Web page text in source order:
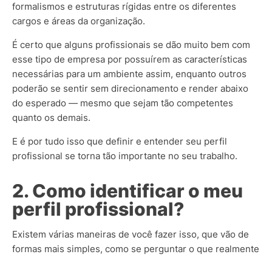
formalismos e estruturas rígidas entre os diferentes
cargos e áreas da organização.
É certo que alguns profissionais se dão muito bem com
esse tipo de empresa por possuírem as características
necessárias para um ambiente assim, enquanto outros
poderão se sentir sem direcionamento e render abaixo
do esperado — mesmo que sejam tão competentes
quanto os demais.
E é por tudo isso que definir e entender seu perfil
profissional se torna tão importante no seu trabalho.
2. Como identificar o meu
perfil profissional?
Existem várias maneiras de você fazer isso, que vão de
formas mais simples, como se perguntar o que realmente